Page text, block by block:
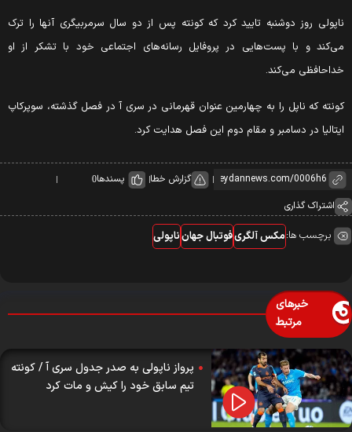
روز دوشنبه تایید کرد که کونته پس از دو سال سرمربیگری آنها را ترک
و با پست‌هایی در پروفایل رسانه‌های اجتماعی خود با تشکر از او
می‌کند.
که ناپل را به چهارمین عنوان قهرمانی در سری آ در فصل گذشته، سوپرکاپ
در دسامبر و مقام دوم این فصل هدایت کرد.
گزارش خطا پسندها0
اشتراک گذاری
برچسب ها:مکس آلگریفوتبال جهانناپولی
خبرهای
مرتبط
پرواز ناپولی به صدر جدول سری آ / کونته
تیم سابق خود را کیش و مات کرد